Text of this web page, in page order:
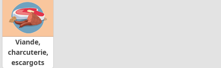
Viande,
charcuterie,
escargots